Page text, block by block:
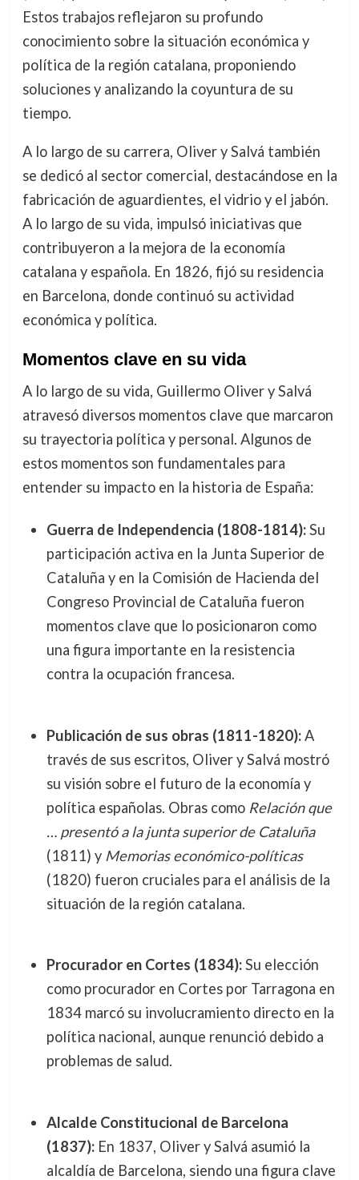
Estos trabajos reflejaron su profundo
conocimiento sobre la situación económica y
política de la región catalana, proponiendo
soluciones y analizando la coyuntura de su
tiempo.
A lo largo de su carrera, Oliver y Salvá también
se dedicó al sector comercial, destacándose en la
fabricación de aguardientes, el vidrio y el jabón.
A lo largo de su vida, impulsó iniciativas que
contribuyeron a la mejora de la economía
catalana y española. En 1826, fijó su residencia
en Barcelona, donde continuó su actividad
económica y política.
Momentos clave en su vida
A lo largo de su vida, Guillermo Oliver y Salvá
atravesó diversos momentos clave que marcaron
su trayectoria política y personal. Algunos de
estos momentos son fundamentales para
entender su impacto en la historia de España:
Guerra de Independencia (1808-1814):Su
participación activa en la Junta Superior de
Cataluña y en la Comisión de Hacienda del
Congreso Provincial de Cataluña fueron
momentos clave que lo posicionaron como
una figura importante en la resistencia
contra la ocupación francesa.
Publicación de sus obras (1811-1820):A
través de sus escritos, Oliver y Salvá mostró
su visión sobre el futuro de la economía y
política españolas. Obras como Relación que
… presentó a la junta superior de Cataluña
(1811) y Memorias económico-políticas
(1820) fueron cruciales para el análisis de la
situación de la región catalana.
Procurador en Cortes (1834):Su elección
como procurador en Cortes por Tarragona en
1834 marcó su involucramiento directo en la
política nacional, aunque renunció debido a
problemas de salud.
Alcalde Constitucional de Barcelona
(1837):En 1837, Oliver y Salvá asumió la
alcaldía de Barcelona, siendo una figura clave